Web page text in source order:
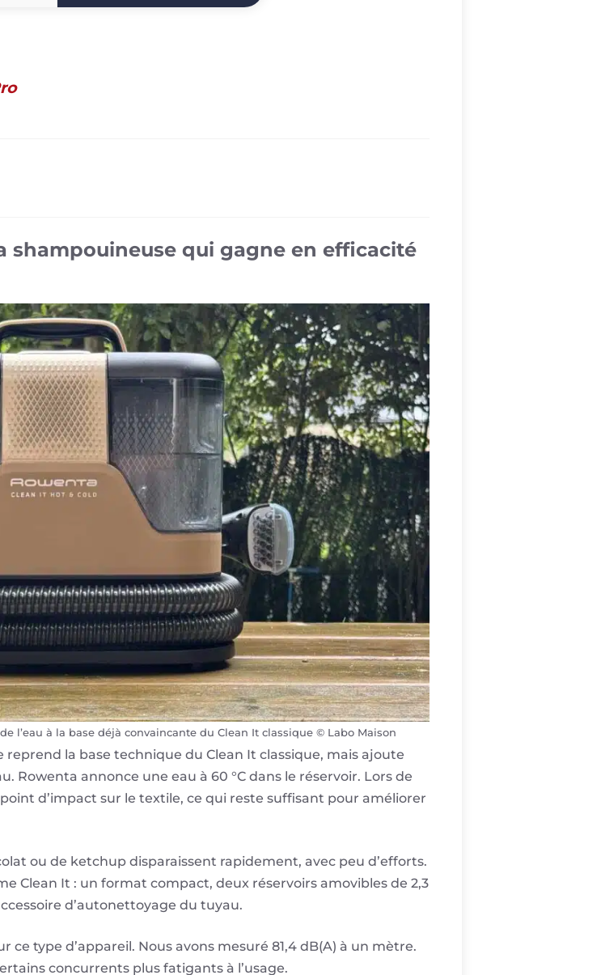
shampouineuse qui gagne en efficacité
l’eau à la base déjà convaincante du Clean It classique © Labo Maison
reprend la base technique du Clean It classique, mais ajoute
Rowenta annonce une eau à 60 °C dans le réservoir. Lors de
d’impact sur le textile, ce qui reste suffisant pour améliorer
ou de ketchup disparaissent rapidement, avec peu d’efforts.
Clean It : un format compact, deux réservoirs amovibles de 2,3
d’autonettoyage du tuyau.
type d’appareil. Nous avons mesuré 81,4 dB(A) à un mètre.
concurrents plus fatigants à l’usage.